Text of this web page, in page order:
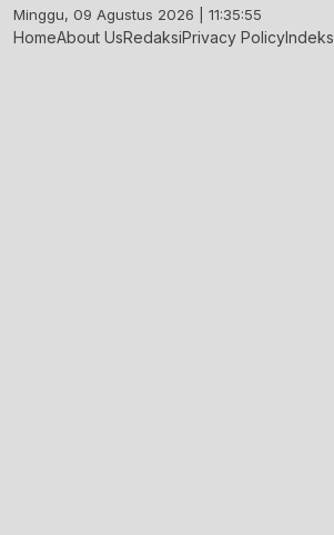
Skip
to
Minggu, 09 Agustus 2026 | 11:35:55
HomeAbout UsRedaksiPrivacy PolicyIndeks